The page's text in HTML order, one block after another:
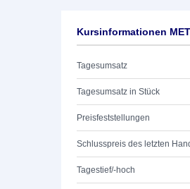
Kursinformationen
Tagesumsatz
Tagesumsatz in Stück
Preisfeststellungen
Schlusspreis des letzten
Tagestief/-hoch